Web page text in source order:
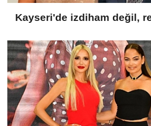
Kayseri'de izdiham değil,